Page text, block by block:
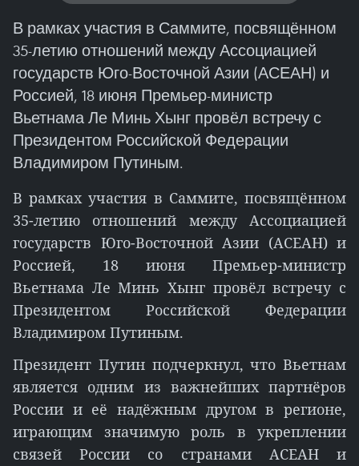
В рамках участия в Саммите, посвящённом
35-летию отношений между Ассоциацией
государств Юго-Восточной Азии (АСЕАН) и
Россией, 18 июня Премьер-министр
Вьетнама Ле Минь Хынг провёл встречу с
Президентом Российской Федерации
Владимиром Путиным.
В рамках участия в Саммите, посвящённом
35-летию отношений между Ассоциацией
государств Юго-Восточной Азии (АСЕАН) и
Россией, 18 июня Премьер-министр
Вьетнама Ле Минь Хынг провёл встречу с
Президентом Российской Федерации
Владимиром Путиным.
Президент Путин подчеркнул, что Вьетнам
является одним из важнейших партнёров
России и её надёжным другом в регионе,
играющим значимую роль в укреплении
связей России со странами АСЕАН и